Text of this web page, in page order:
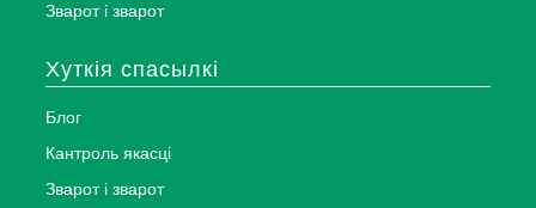
Зварот і зварот
Хуткія спасылкі
Блог
Кантроль якасці
Зварот і зварот